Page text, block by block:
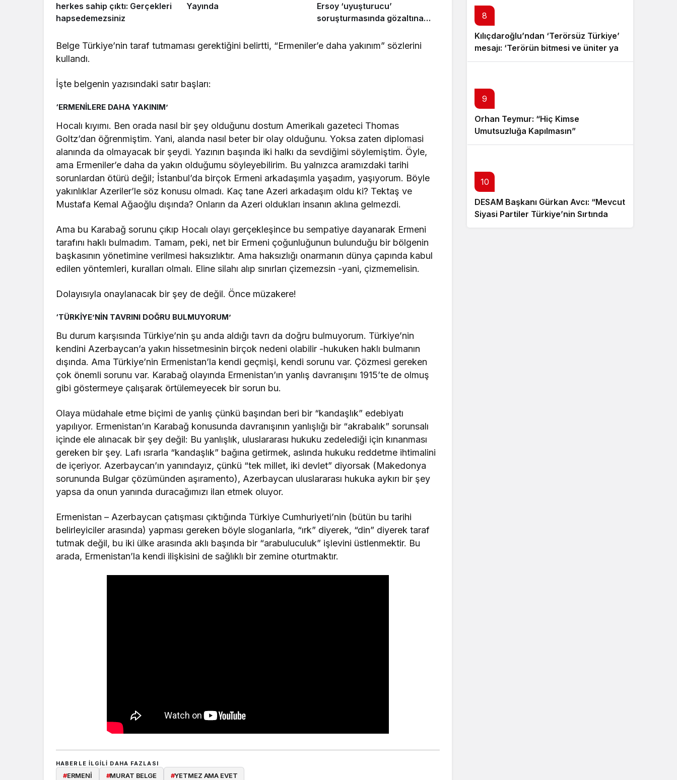
herkes sahip çıktı: Gerçekleri
hapsedemezsiniz
Yayında
Ersoy ‘uyuşturucu’
soruşturmasında gözaltına
uzaklaştırıldı!
Belge Türkiye’nin taraf tutmaması gerektiğini belirtti, “Ermeniler’e daha yakınım” sözlerini
kullandı.
İşte belgenin yazısındaki satır başları:
‘ERMENİLERE DAHA YAKINIM’
Hocalı kıyımı. Ben orada nasıl bir şey olduğunu dostum Amerikalı gazeteci Thomas
Goltz’dan öğrenmiştim. Yani, alanda nasıl beter bir olay olduğunu. Yoksa zaten diplomasi
alanında da olmayacak bir şeydi. Yazının başında iki halkı da sevdiğimi söylemiştim. Öyle,
ama Ermeniler’e daha da yakın olduğumu söyleyebilirim. Bu yalnızca aramızdaki tarihi
sorunlardan ötürü değil; İstanbul’da birçok Ermeni arkadaşımla yaşadım, yaşıyorum. Böyle
yakınlıklar Azeriler’le söz konusu olmadı. Kaç tane Azeri arkadaşım oldu ki? Tektaş ve
Mustafa Kemal Ağaoğlu dışında? Onların da Azeri oldukları insanın aklına gelmezdi.
Ama bu Karabağ sorunu çıkıp Hocalı olayı gerçekleşince bu sempatiye dayanarak Ermeni
tarafını haklı bulmadım. Tamam, peki, net bir Ermeni çoğunluğunun bulunduğu bir bölgenin
başkasının yönetimine verilmesi haksızlıktır. Ama haksızlığı onarmanın dünya çapında kabul
edilen yöntemleri, kuralları olmalı. Eline silahı alıp sınırları çizemezsin -yani, çizmemelisin.
Dolayısıyla onaylanacak bir şey de değil. Önce müzakere!
‘TÜRKİYE’NİN TAVRINI DOĞRU BULMUYORUM’
Bu durum karşısında Türkiye’nin şu anda aldığı tavrı da doğru bulmuyorum. Türkiye’nin
kendini Azerbaycan’a yakın hissetmesinin birçok nedeni olabilir -hukuken haklı bulmanın
dışında. Ama Türkiye’nin Ermenistan’la kendi geçmişi, kendi sorunu var. Çözmesi gereken
çok önemli sorunu var. Karabağ olayında Ermenistan’ın yanlış davranışını 1915’te de olmuş
gibi göstermeye çalışarak örtülemeyecek bir sorun bu.
Olaya müdahale etme biçimi de yanlış çünkü başından beri bir “kandaşlık” edebiyatı
yapılıyor. Ermenistan’ın Karabağ konusunda davranışının yanlışlığı bir “akrabalık” sorunsalı
içinde ele alınacak bir şey değil: Bu yanlışlık, uluslararası hukuku zedelediği için kınanması
gereken bir şey. Lafı ısrarla “kandaşlık” bağına getirmek, aslında hukuku reddetme ihtimalini
de içeriyor. Azerbaycan’ın yanındayız, çünkü “tek millet, iki devlet” diyorsak (Makedonya
sorununda Bulgar çözümünden aşıramento), Azerbaycan uluslararası hukuka aykırı bir şey
yapsa da onun yanında duracağımızı ilan etmek oluyor.
Ermenistan – Azerbaycan çatışması çıktığında Türkiye Cumhuriyeti’nin (bütün bu tarihi
belirleyiciler arasında) yapması gereken böyle sloganlarla, “ırk” diyerek, “din” diyerek taraf
tutmak değil, bu iki ülke arasında aklı başında bir “arabuluculuk” işlevini üstlenmektir. Bu
arada, Ermenistan’la kendi ilişkisini de sağlıklı bir zemine oturtmaktır.
HABERLE ILGILI DAHA FAZLASI
#ERMENİ #MURAT BELGE #YETMEZ AMA EVET
8
Kılıçdaroğlu’ndan ‘Terörsüz Türkiye’
mesajı: ‘Terörün bitmesi ve üniter yapı
kırmızı çizgimizdir’
9
Orhan Teymur: “Hiç Kimse
Umutsuzluğa Kapılmasın”
10
DESAM Başkanı Gürkan Avcı: “Mevcut
Siyasi Partiler Türkiye’nin Sırtında